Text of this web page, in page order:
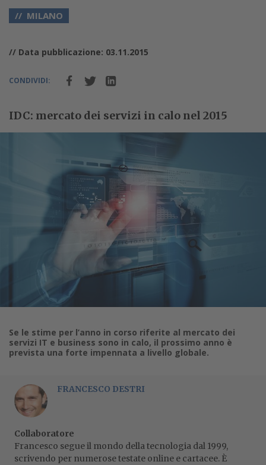
MILANO
// Data pubblicazione: 03.11.2015
CONDIVIDI:
IDC: mercato dei servizi in calo nel 2015
Se le stime per l’anno in corso riferite al mercato dei
servizi IT e business sono in calo, il prossimo anno è
prevista una forte impennata a livello globale.
FRANCESCO DESTRI
Collaboratore
Francesco segue il mondo della tecnologia dal 1999,
scrivendo per numerose testate online e cartacee. È